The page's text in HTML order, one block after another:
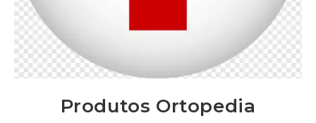
Produtos Ortopedia